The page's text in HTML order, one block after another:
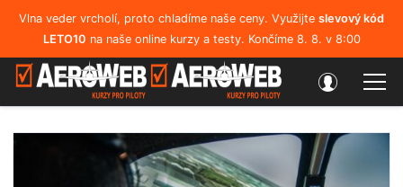
Vlna veder vrcholí, proto chladíme naše ceny. Využijte slevový kód
LETO10 na naše online kurzy a testy. Končíme 8. 8. v 8:00